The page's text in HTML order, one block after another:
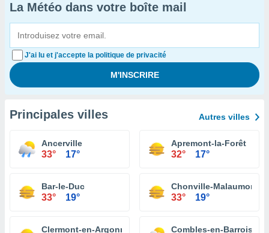
La Météo dans votre boîte mail
J'ai lu et j'accepte la politique de privacité
Principales villes Autres villes
Ancerville
33° 17°
Apremont-la-Forêt
32° 17°
Bar-le-Duc
33° 19°
Chonville-Malaumont
33° 19°
Clermont-en-Argonne Combles-en-Barrois